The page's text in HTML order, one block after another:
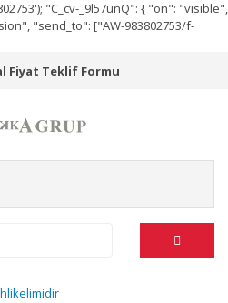
"C_cv-_9l57unQ": { "on": "visible",
"send_to": ["AW-983802753/f-
Fiyat Teklif Formu